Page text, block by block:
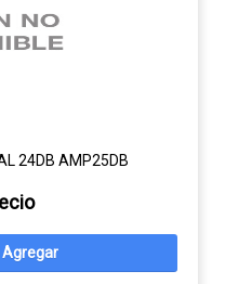
24DB AMP25DB